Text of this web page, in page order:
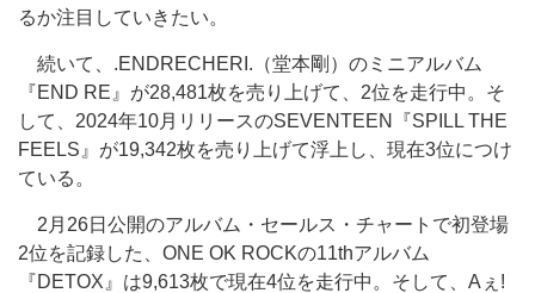
るか注目していきたい。
続いて、.ENDRECHERI.（堂本剛）のミニアルバム
『END RE』が28,481枚を売り上げて、2位を走行中。そ
して、2024年10月リリースのSEVENTEEN『SPILL THE
FEELS』が19,342枚を売り上げて浮上し、現在3位につけ
ている。
2月26日公開のアルバム・セールス・チャートで初登場
2位を記録した、ONE OK ROCKの11thアルバム
『DETOX』は9,613枚で現在4位を走行中。そして、Aぇ!